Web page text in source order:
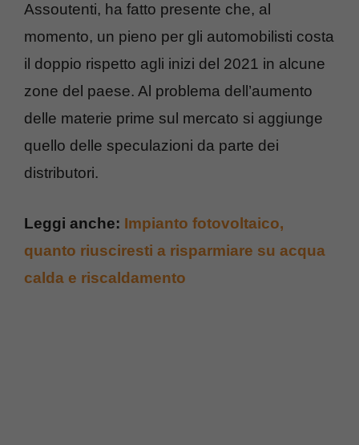
Assoutenti, ha fatto presente che, al
momento, un pieno per gli automobilisti costa
il doppio rispetto agli inizi del 2021 in alcune
zone del paese. Al problema dell’aumento
delle materie prime sul mercato si aggiunge
quello delle speculazioni da parte dei
distributori.
Leggi anche: Impianto fotovoltaico,
quanto riusciresti a risparmiare su acqua
calda e riscaldamento